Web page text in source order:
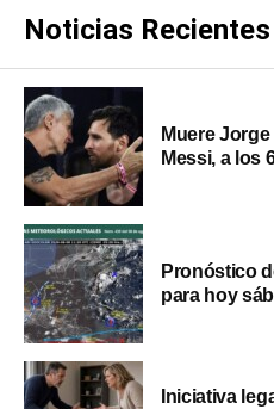
Noticias Recientes
Muere
Messi, a los
Pronóstico
para hoy
Iniciativa